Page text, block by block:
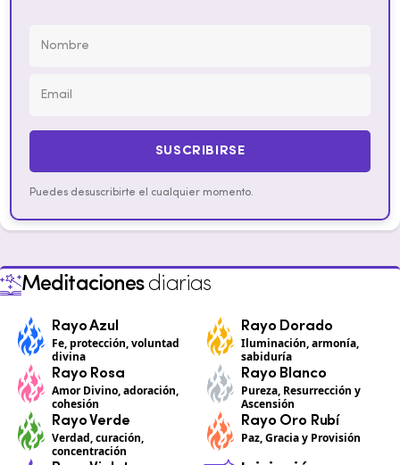
SUSCRIBIRSE
Puedes desuscribirte el cualquier momento.
Meditacionesdiarias
Rayo Azul
Fe, protección, voluntad
divina
Rayo Dorado
Iluminación, armonía,
sabiduría
Rayo Rosa
Amor Divino, adoración,
cohesión
Rayo Blanco
Pureza, Resurrección y
Ascensión
Rayo Verde
Verdad, curación,
concentración
Rayo Oro Rubí
Paz, Gracia y Provisión